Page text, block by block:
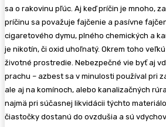
sa o rakovinu pľúc. Aj keď príčin je mnoho,
príčinu sa považuje fajčenie a pasívne
cigaretového dymu, plného chemických a
je nikotín, či oxid uhoľnatý. Okrem toho
životné prostredie. Nebezpečné vie byť aj
prachu – azbest sa v minulosti používal pri
ale aj na komínoch, alebo kanalizačných
najmä pri súčasnej likvidácii týchto
čiastočky dostanú do ovzdušia a sú